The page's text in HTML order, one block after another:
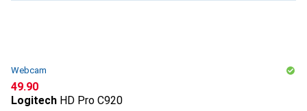
Webcam
CHF
49.90
Logitech HD Pro C920